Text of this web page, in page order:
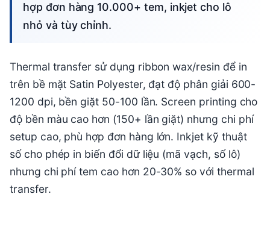
hợp đơn hàng 10.000+ tem, inkjet cho lô
nhỏ và tùy chỉnh.
Thermal transfer sử dụng ribbon wax/resin để in
trên bề mặt Satin Polyester, đạt độ phân giải 600-
1200 dpi, bền giặt 50-100 lần. Screen printing cho
độ bền màu cao hơn (150+ lần giặt) nhưng chi phí
setup cao, phù hợp đơn hàng lớn. Inkjet kỹ thuật
số cho phép in biến đổi dữ liệu (mã vạch, số lô)
nhưng chi phí tem cao hơn 20-30% so với thermal
transfer.